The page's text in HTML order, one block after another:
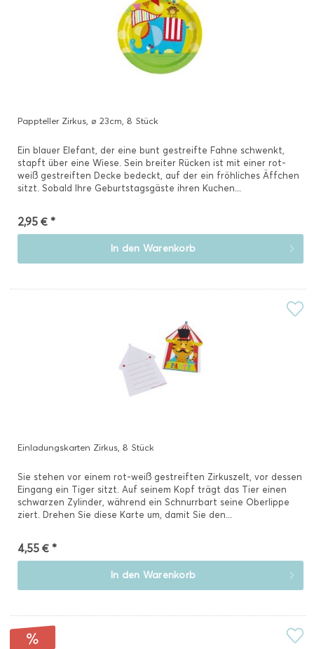
Pappteller Zirkus, ø 23cm, 8 Stück
Ein blauer Elefant, der eine bunt gestreifte Fahne schwenkt,
stapft über eine Wiese. Sein breiter Rücken ist mit einer rot-
weiß gestreiften Decke bedeckt, auf der ein fröhliches Äffchen
sitzt. Sobald Ihre Geburtstagsgäste ihren Kuchen...
2,95 € *
In den Warenkorb
Einladungskarten Zirkus, 8 Stück
Sie stehen vor einem rot-weiß gestreiften Zirkuszelt, vor dessen
Eingang ein Tiger sitzt. Auf seinem Kopf trägt das Tier einen
schwarzen Zylinder, während ein Schnurrbart seine Oberlippe
ziert. Drehen Sie diese Karte um, damit Sie den...
4,55 € *
In den Warenkorb